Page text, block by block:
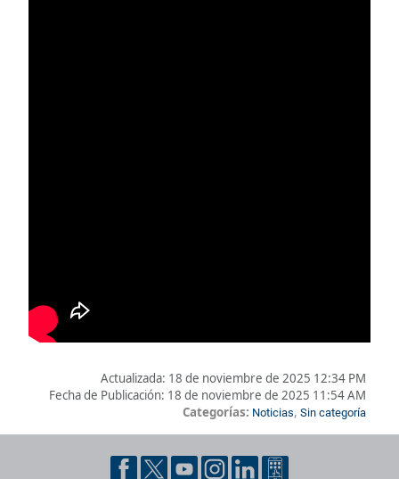
Actualizada: 18 de noviembre de 2025 12:34 PM
Fecha de Publicación: 18 de noviembre de 2025 11:54 AM
Categorías: Noticias, Sin categoría
Pie de página con información de contacto, redes sociales y